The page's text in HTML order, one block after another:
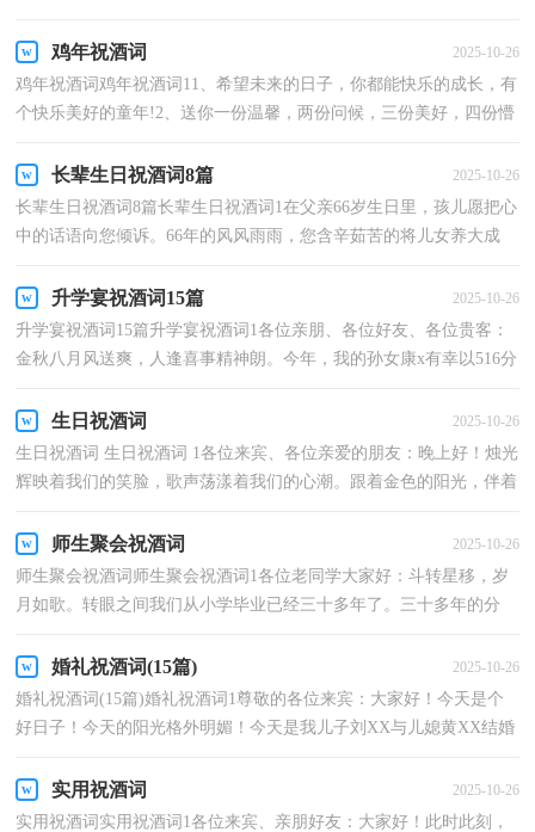
鸡年祝酒词 2025-10-26
鸡年祝酒词鸡年祝酒词11、希望未来的日子，你都能快乐的成长，有
个快乐美好的童年!2、送你一份温馨，两份问候，三份美好，四份懵
诚...
长辈生日祝酒词8篇 2025-10-26
长辈生日祝酒词8篇长辈生日祝酒词1在父亲66岁生日里，孩儿愿把心
中的话语向您倾诉。66年的风风雨雨，您含辛茹苦的将儿女养大成
升学宴祝酒词15篇 2025-10-26
升学宴祝酒词15篇升学宴祝酒词1各位亲朋、各位好友、各位贵客：
金秋八月风送爽，人逢喜事精神朗。今年，我的孙女康x有幸以516分
生日祝酒词 2025-10-26
生日祝酒词 生日祝酒词 1各位来宾、各位亲爱的朋友：晚上好！烛光
辉映着我们的笑脸，歌声荡漾着我们的心潮。跟着金色的阳光，伴着
师生聚会祝酒词 2025-10-26
师生聚会祝酒词师生聚会祝酒词1各位老同学大家好：斗转星移，岁
月如歌。转眼之间我们从小学毕业已经三十多年了。三十多年的分
婚礼祝酒词(15篇) 2025-10-26
婚礼祝酒词(15篇)婚礼祝酒词1尊敬的各位来宾：大家好！今天是个
好日子！今天的阳光格外明媚！今天是我儿子刘XX与儿媳黄XX结婚
实用祝酒词 2025-10-26
实用祝酒词实用祝酒词1各位来宾、亲朋好友：大家好！此时此刻，